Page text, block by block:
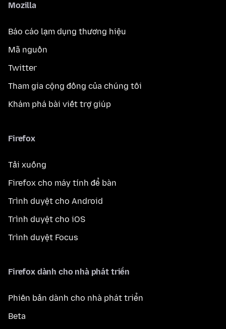
Mozilla
Báo cáo lạm dụng thương hiệu
Mã nguồn
Twitter
Tham gia cộng đồng của chúng tôi
Khám phá bài viết trợ giúp
Firefox
Tải xuống
Firefox cho máy tính để bàn
Trình duyệt cho Android
Trình duyệt cho iOS
Trình duyệt Focus
Firefox dành cho nhà phát triển
Phiên bản dành cho nhà phát triển
Beta